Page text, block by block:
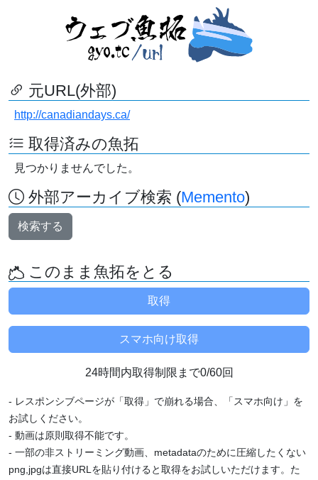
元URL(外部)
http://canadiandays.ca/
取得済みの魚拓
見つかりませんでした。
外部アーカイブ検索 (Memento)
検索する
このまま魚拓をとる
24時間内取得制限まで0/60回
- レスポンシブページが「取得」で崩れる場合、「スマホ向け」を
お試しください。
- 動画は原則取得不能です。
- 一部の非ストリーミング動画、metadataのために圧縮したくない
png,jpgは直接URLを貼り付けると取得をお試しいただけます。た